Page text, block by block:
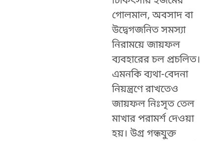
গোলমাল, অবসাদ বা
উদ্বেগজনিত সমস্যা
নিরাময়ে জায়ফল
ব্যবহারের চল প্রচলিত।
এমনকি ব্যথা-বেদনা
নিয়ন্ত্রণে রাখতেও
জায়ফল নিঃসৃত তেল
মাখার পরামর্শ দেওয়া
হয়। উগ্র গন্ধযুক্ত